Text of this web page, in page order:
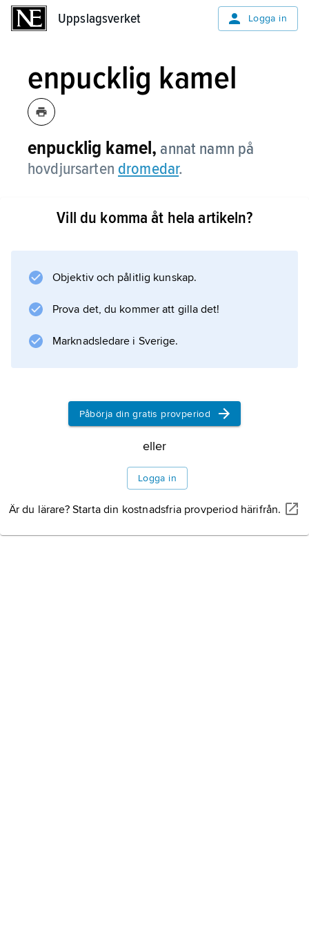
Uppslagsverket Logga in
enpucklig kamel
enpucklig kamel, annat namn på
hovdjursarten dromedar.
Vill du komma åt hela artikeln?
Objektiv och pålitlig kunskap.
Prova det, du kommer att gilla det!
Marknadsledare i Sverige.
Påbörja din gratis provperiod
eller
Logga in
Är du lärare? Starta din kostnadsfria provperiod härifrån.